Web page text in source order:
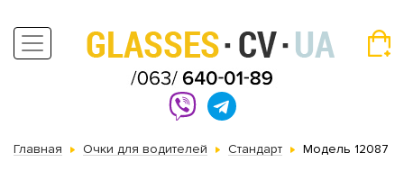
Главная Очки для водителей Стандарт Модель 12087